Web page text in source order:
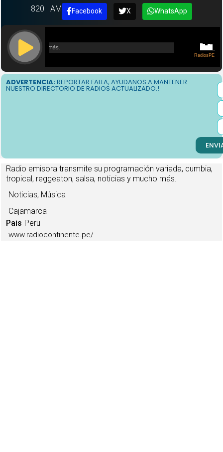
820 AM Facebook X WhatsApp
ADVERTENCIA: REPORTAR FALLA, AYUDANOS A MANTENER
NUESTRO DIRECTORIO DE RADIOS ACTUALIZADO.!
Radio emisora transmite su programación variada, cumbia,
tropical, reggeaton, salsa, noticias y mucho más.
Noticias, Música
Cajamarca
Pais Peru
www.radiocontinente.pe/